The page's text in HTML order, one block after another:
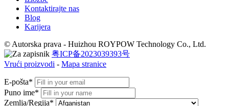
Kontaktirajte nas
Blog
Karijera
© Autorska prava - Huizhou ROYPOW Technology Co., Ltd.
粤ICP备2023039393号
Vrući proizvodi - Mapa stranice
E-pošta*
Puno ime*
Zemlja/Regija*